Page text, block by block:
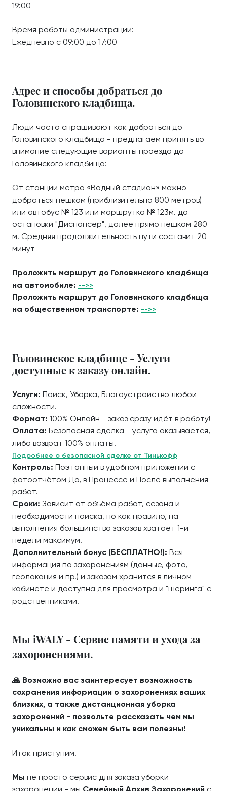
19:00
Время работы администрации:
Ежедневно с 09:00 до 17:00
Адрес и способы добраться до
Головинского кладбища.
Люди часто спрашивают как добраться до
Головинского кладбища - предлагаем принять во
внимание следующие варианты проезда до
Головинского кладбища:
От станции метро «Водный стадион» можно
добраться пешком (приблизительно 800 метров)
или автобус № 123 или маршрутка № 123м. до
остановки "Диспансер", далее прямо пешком 280
м. Средняя продолжительность пути составит 20
минут
Проложить маршрут до Головинского кладбища
на автомобиле: -->>
Проложить маршрут до Головинского кладбища
на общественном транспорте: -->>
Головинское кладбище - Услуги
доступные к заказу онлайн.
Услуги: Поиск, Уборка, Благоустройство любой
сложности.
Формат: 100% Онлайн - заказ сразу идёт в работу!
Оплата: Безопасная сделка - услуга оказывается,
либо возврат 100% оплаты.
Подробнее о безопасной сделке от Тинькофф
Контроль: Поэтапный в удобном приложении с
фотоотчётом До, в Процессе и После выполнения
работ.
Сроки: Зависит от объёма работ, сезона и
необходимости поиска, но как правило, на
выполнения большинства заказов хватает 1-й
недели максимум.
Дополнительный бонус (БЕСПЛАТНО!): Вся
информация по захоронениям (данные, фото,
геолокация и пр.) и заказам хранится в личном
кабинете и доступна для просмотра и "шеринга" с
родственниками.
Мы iWALY - Сервис памяти и ухода за
захоронениями.
🙏 Возможно вас заинтересует возможность
сохранения информации о захоронениях ваших
близких, а также дистанционная уборка
захоронений - позвольте рассказать чем мы
уникальны и как сможем быть вам полезны!
Итак приступим.
Мы не просто сервис для заказа уборки